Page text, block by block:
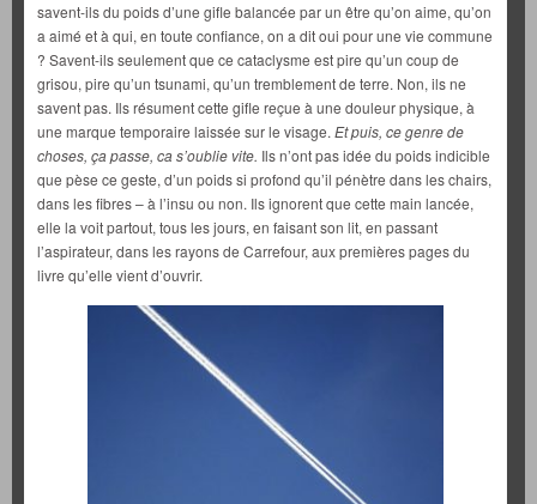
savent-ils du poids d’une gifle balancée par un être qu’on aime, qu’on
a aimé et à qui, en toute confiance, on a dit oui pour une vie commune
? Savent-ils seulement que ce cataclysme est pire qu’un coup de
grisou, pire qu’un tsunami, qu’un tremblement de terre. Non, ils ne
savent pas. Ils résument cette gifle reçue à une douleur physique, à
une marque temporaire laissée sur le visage. Et puis, ce genre de
choses, ça passe, ca s’oublie vite. Ils n’ont pas idée du poids indicible
que pèse ce geste, d’un poids si profond qu’il pénètre dans les chairs,
dans les fibres – à l’insu ou non. Ils ignorent que cette main lancée,
elle la voit partout, tous les jours, en faisant son lit, en passant
l’aspirateur, dans les rayons de Carrefour, aux premières pages du
livre qu’elle vient d’ouvrir.